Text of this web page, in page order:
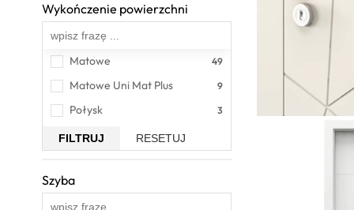
Wykończenie powierzchni
Matowe
Matowe Uni Mat Plus
Połysk
FILTRUJ RESETUJ
Szyba